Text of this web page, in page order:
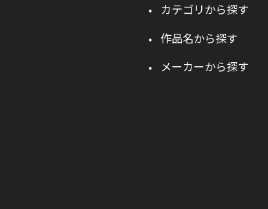
カテゴリから探す
作品名から探す
メーカーから探す